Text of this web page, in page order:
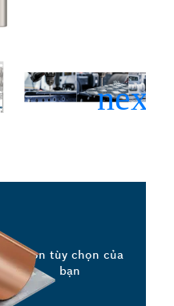
Chọn tùy chọn của
bạn